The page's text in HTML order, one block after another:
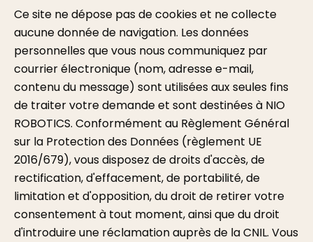
Ce site ne dépose pas de cookies et ne collecte
aucune donnée de navigation. Les données
personnelles que vous nous communiquez par
courrier électronique (nom, adresse e-mail,
contenu du message) sont utilisées aux seules fins
de traiter votre demande et sont destinées à NIO
ROBOTICS. Conformément au Règlement Général
sur la Protection des Données (règlement UE
2016/679), vous disposez de droits d'accès, de
rectification, d'effacement, de portabilité, de
limitation et d'opposition, du droit de retirer votre
consentement à tout moment, ainsi que du droit
d'introduire une réclamation auprès de la CNIL. Vous